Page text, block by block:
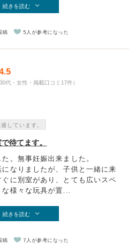
続きを読む
稿 5人が参考になった
代・女性・掲載口コミ17件）
しています。
待てます。
。無事妊娠出来ました。
なりましたが、子供と一緒に来
に別室があり、とても広いスペ
様々な玩具が置...
続きを読む
稿 7人が参考になった